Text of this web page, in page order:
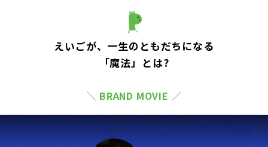
えいごが、一生のともだちになる
「魔法」とは?
＼ BRAND MOVIE ／